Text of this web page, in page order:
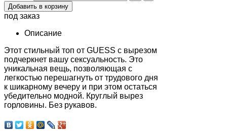
под заказ
Описание
Этот стильный топ от GUESS с вырезом
подчеркнет вашу сексуальность. Это
уникальная вещь, позволяющая с
легкостью перешагнуть от трудового дня
к шикарному вечеру и при этом остаться
убедительно модной. Круглый вырез
горловины. Без рукавов.